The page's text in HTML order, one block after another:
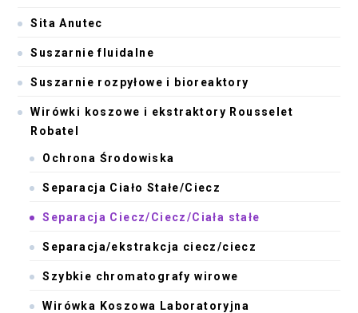
Sita Anutec
Suszarnie fluidalne
Suszarnie rozpyłowe i bioreaktory
Wirówki koszowe i ekstraktory Rousselet
Robatel
Ochrona Środowiska
Separacja Ciało Stałe/Ciecz
Separacja Ciecz/Ciecz/Ciała stałe
Separacja/ekstrakcja ciecz/ciecz
Szybkie chromatografy wirowe
Wirówka Koszowa Laboratoryjna